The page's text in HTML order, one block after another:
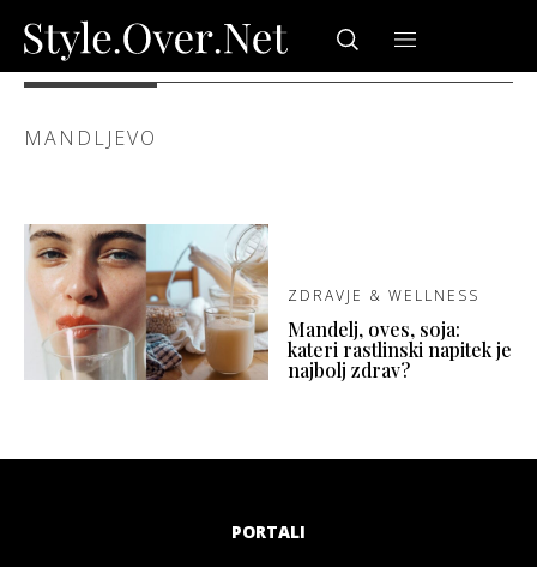
MANDLJEVO
ZDRAVJE & WELLNESS
Mandelj, oves, soja:
kateri rastlinski napitek je
najbolj zdrav?
PORTALI